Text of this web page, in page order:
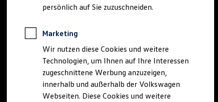
Reichweite
Rekuperation
Laden unterwegs
Laden Zuhause
Ladestationen finden
Ladezeitensimulator
Batterie
Sicherheit
persönlich auf Sie zuzuschneiden.
Marketing
Wir nutzen diese Cookies und weitere
Technologien, um Ihnen auf Ihre Interessen
zugeschnittene Werbung anzuzeigen,
innerhalb und außerhalb der Volkswagen
Webseiten. Diese Cookies und weitere